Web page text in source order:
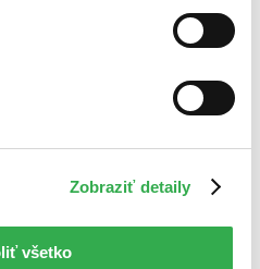
Zobraziť detaily
všetko